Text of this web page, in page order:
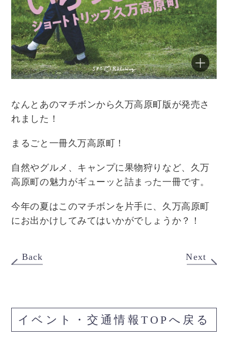
なんとあのマチボンから久万高原町版が発売さ
れました！
まるごと一冊久万高原町！
自然やグルメ、キャンプに果物狩りなど、久万
高原町の魅力がギューッと詰まった一冊です。
今年の夏はこのマチボンを片手に、久万高原町
にお出かけしてみてはいかがでしょうか？！
Back Next
イベント・交通情報TOPへ戻る